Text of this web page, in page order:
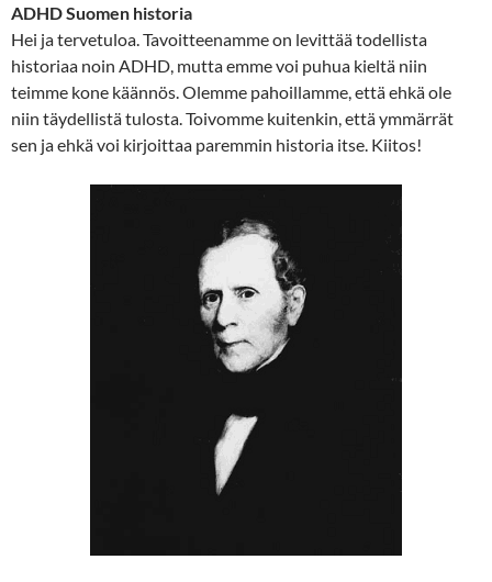
ADHD Suomen historia
Hei ja tervetuloa. Tavoitteenamme on levittää todellista
historiaa noin ADHD, mutta emme voi puhua kieltä niin
teimme kone käännös. Olemme pahoillamme, että ehkä ole
niin täydellistä tulosta. Toivomme kuitenkin, että ymmärrät
sen ja ehkä voi kirjoittaa paremmin historia itse. Kiitos!